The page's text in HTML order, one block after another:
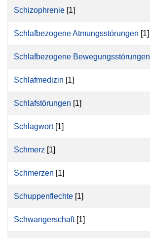
Schizophrenie [1]
Schlafbezogene Atmungsstörungen [1]
Schlafbezogene Bewegungsstörungen
Schlafmedizin [1]
Schlafstörungen [1]
Schlagwort[1]
Schmerz [1]
Schmerzen [1]
Schuppenflechte [1]
Schwangerschaft[1]